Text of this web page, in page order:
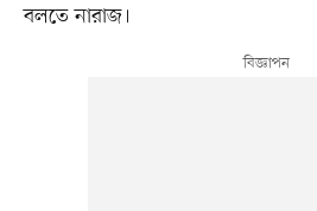
বলতে নারাজ।